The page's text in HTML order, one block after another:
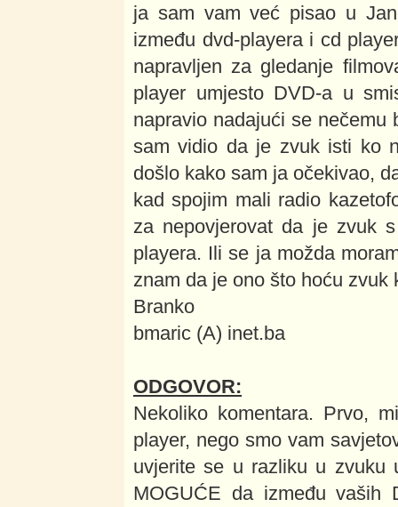
ja sam vam već pisao u
između dvd-playera i cd
napravljen za gledanje
player umjesto DVD-a u
napravio nadajući se nečemu
sam vidio da je zvuk isti ko
došlo kako sam ja očekivao,
kad spojim mali radio
za nepovjerovat da je zvuk
playera. Ili se ja možda
znam da je ono što hoću zvuk
Branko
bmaric (A) inet.ba
ODGOVOR:
Nekoliko komentara. Prvo,
player, nego smo vam
uvjerite se u razliku u zvuku
MOGUĆE da između